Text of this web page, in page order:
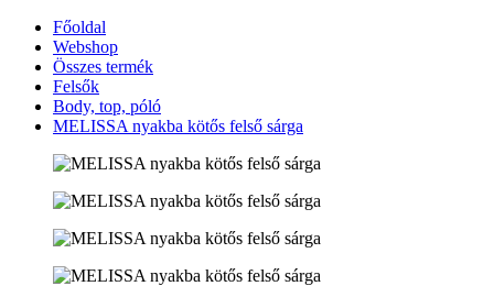
Főoldal
Webshop
Összes termék
Felsők
Body, top, póló
MELISSA nyakba kötős felső sárga